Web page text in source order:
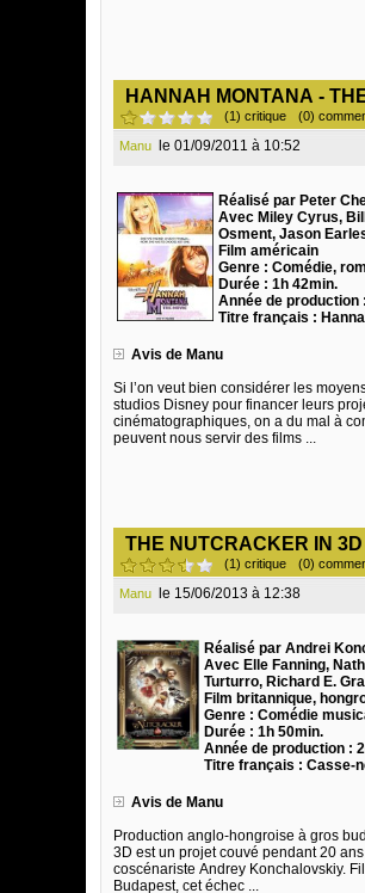
HANNAH MONTANA -
(1) critique (0)
Manu le 01/09/2011 à 10:52
Réalisé par Peter
Avec Miley Cyrus,
Osment, Jason
Film américain
Genre : Comédie,
Durée : 1h 42min.
Année de production
Titre français :
Avis de Manu
Si l’on veut bien considérer les
studios Disney pour financer leurs
cinématographiques, on a du mal à
peuvent nous servir des films ...
THE NUTCRACKER IN 3D
(1) critique (0)
Manu le 15/06/2013 à 12:38
Réalisé par Andrei
Avec Elle Fanning,
Turturro, Richard E.
Film britannique,
Genre : Comédie
Durée : 1h 50min.
Année de production :
Titre français : Casse-
Avis de Manu
Production anglo-hongroise à gros
3D est un projet couvé pendant 20
coscénariste Andrey Konchalovskiy.
Budapest, cet échec ...